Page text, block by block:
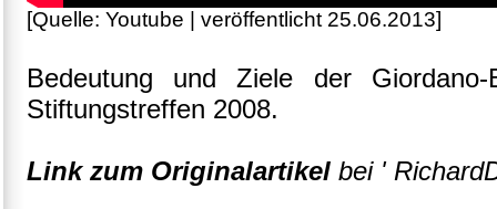
[Quelle: Youtube | veröffentlicht 25.06.2013]
Bedeutung und Ziele der Giordano-
Stiftungstreffen 2008.
Link zum Originalartikel bei '